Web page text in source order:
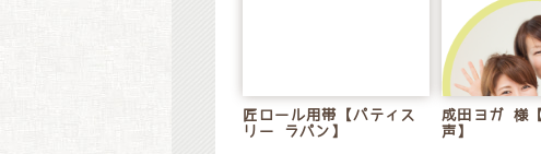
: Attempt to read
/home/xs528794/tommy-
content/themes/
匠ロール用帯【パティス
リー ラパン】
成田ヨガ 様
声】